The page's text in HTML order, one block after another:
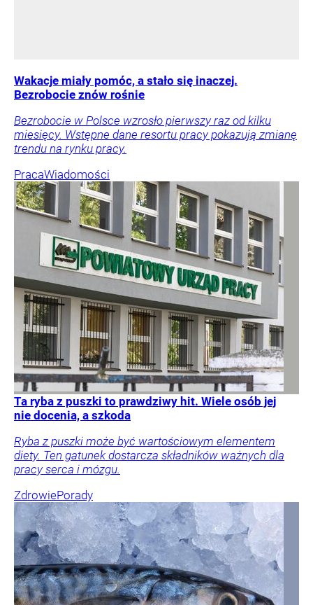
Wakacje miały pomóc, a stało się inaczej.
Bezrobocie znów rośnie
Bezrobocie w Polsce wzrosło pierwszy raz od kilku
miesięcy. Wstępne dane resortu pracy pokazują zmianę
trendu na rynku pracy.
PracaWiadomości
Ta ryba z puszki to prawdziwy hit. Wiele osób jej
nie docenia, a szkoda
Ryba z puszki może być wartościowym elementem
diety. Ten gatunek dostarcza składników ważnych dla
pracy serca i mózgu.
ZdrowiePorady